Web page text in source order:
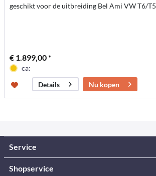
geschikt voor de uitbreiding Bel Ami VW T6/T5
€ 1.899,00 *
ca:
Details
Nu kopen
Service
Shopservice